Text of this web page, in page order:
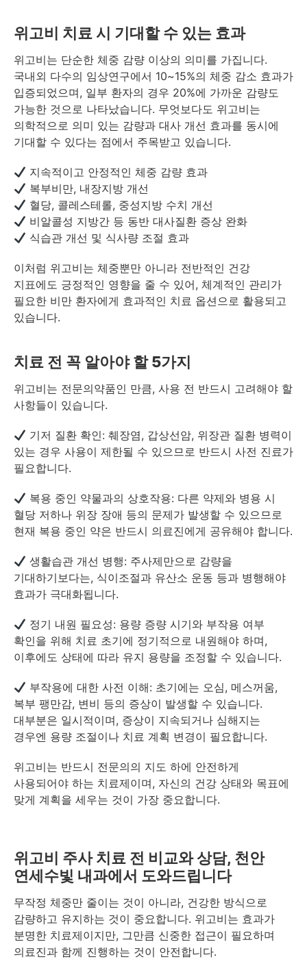
위고비 치료 시 기대할 수 있는 효과
위고비는 단순한 체중 감량 이상의 의미를 가집니다.
국내외 다수의 임상연구에서 10~15%의 체중 감소 효과가
입증되었으며, 일부 환자의 경우 20%에 가까운 감량도
가능한 것으로 나타났습니다. 무엇보다도 위고비는
의학적으로 의미 있는 감량과 대사 개선 효과를 동시에
기대할 수 있다는 점에서 주목받고 있습니다.
지속적이고 안정적인 체중 감량 효과
복부비만, 내장지방 개선
혈당, 콜레스테롤, 중성지방 수치 개선
비알콜성 지방간 등 동반 대사질환 증상 완화
식습관 개선 및 식사량 조절 효과
이처럼 위고비는 체중뿐만 아니라 전반적인 건강
지표에도 긍정적인 영향을 줄 수 있어, 체계적인 관리가
필요한 비만 환자에게 효과적인 치료 옵션으로 활용되고
있습니다.
치료 전 꼭 알아야 할 5가지
위고비는 전문의약품인 만큼, 사용 전 반드시 고려해야 할
사항들이 있습니다.
기저 질환 확인: 췌장염, 갑상선암, 위장관 질환 병력이
있는 경우 사용이 제한될 수 있으므로 반드시 사전 진료가
필요합니다.
복용 중인 약물과의 상호작용: 다른 약제와 병용 시
혈당 저하나 위장 장애 등의 문제가 발생할 수 있으므로
현재 복용 중인 약은 반드시 의료진에게 공유해야 합니다.
생활습관 개선 병행: 주사제만으로 감량을
기대하기보다는, 식이조절과 유산소 운동 등과 병행해야
효과가 극대화됩니다.
정기 내원 필요성: 용량 증량 시기와 부작용 여부
확인을 위해 치료 초기에 정기적으로 내원해야 하며,
이후에도 상태에 따라 유지 용량을 조정할 수 있습니다.
부작용에 대한 사전 이해: 초기에는 오심, 메스꺼움,
복부 팽만감, 변비 등의 증상이 발생할 수 있습니다.
대부분은 일시적이며, 증상이 지속되거나 심해지는
경우엔 용량 조절이나 치료 계획 변경이 필요합니다.
위고비는 반드시 전문의의 지도 하에 안전하게
사용되어야 하는 치료제이며, 자신의 건강 상태와 목표에
맞게 계획을 세우는 것이 가장 중요합니다.
위고비 주사 치료 전 비교와 상담, 천안
연세수빛 내과에서 도와드립니다
무작정 체중만 줄이는 것이 아니라, 건강한 방식으로
감량하고 유지하는 것이 중요합니다. 위고비는 효과가
분명한 치료제이지만, 그만큼 신중한 접근이 필요하며
의료진과 함께 진행하는 것이 안전합니다.